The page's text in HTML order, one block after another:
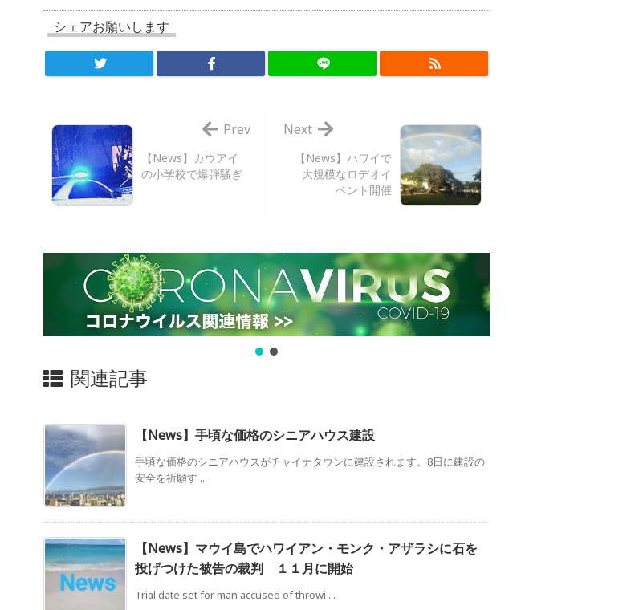
シェアお願いします
【News】ハワイで
大規模なロデオイ
ベント開催
Next
【News】カウアイ
の小学校で爆弾騒ぎ
Prev
関連記事
【News】手頃な価格のシニアハウス建設
手頃な価格のシニアハウスがチャイナタウンに建設されます。8日に建設の
安全を祈願す ...
【News】マウイ島でハワイアン・モンク・アザラシに石を
投げつけた被告の裁判 １１月に開始
Trial date set for man accused of throwi ...